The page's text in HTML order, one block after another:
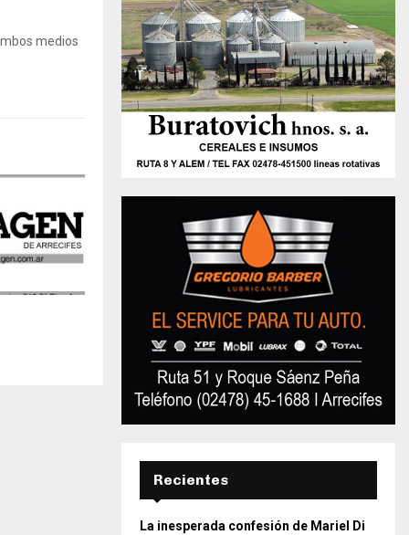
medios
Recientes
La inesperada confesión de Mariel Di